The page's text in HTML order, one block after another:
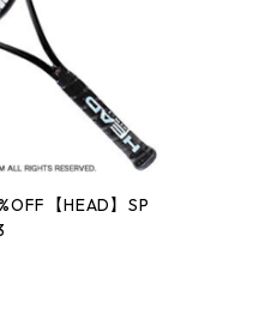
【HEAD】SP